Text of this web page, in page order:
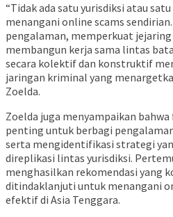
“Tidak ada satu yurisdiksi atau
menangani online scams
pengalaman, memperkuat
membangun kerja sama lintas
secara kolektif dan konstruktif
jaringan kriminal yang
Zoelda.
Zoelda juga menyampaikan
penting untuk berbagi
serta mengidentifikasi strategi
direplikasi lintas yurisdiksi.
menghasilkan rekomendasi yang
ditindaklanjuti untuk menangani
efektif di Asia Tenggara.